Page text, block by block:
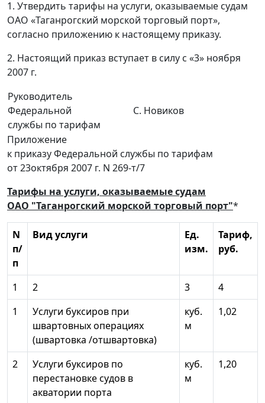
1. Утвердить тарифы на услуги, оказываемые судам
ОАО «Таганрогский морской торговый порт»,
согласно приложению к настоящему приказу.
2. Настоящий приказ вступает в силу с «3» ноября
2007 г.
Руководитель
Федеральной
службы по тарифам
С. Новиков
Приложение
к приказу Федеральной службы по тарифам
от 23октября 2007 г. N 269-т/7
Тарифы на услуги, оказываемые судам
ОАО "Таганрогский морской торговый порт"*
N
п/
п
Вид услуги
Ед.
изм.
Тариф,
руб.
1 2 3
4
1
Услуги буксиров при
швартовных операциях
(швартовка /отшвартовка)
куб.
м
1,02
2
Услуги буксиров по
перестановке судов в
акватории порта
куб.
м
1,20